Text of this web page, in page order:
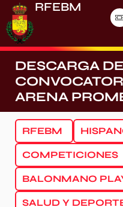
RFEBM
DESCARGA
ARENA
RFEBM
COMPETICIONES
BALONMANO
SALUD Y